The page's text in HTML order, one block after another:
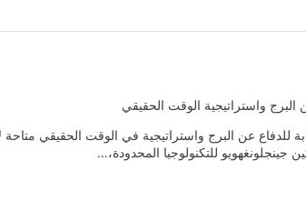
واستراتيجية الوقت الحقيقي
للتكنولوجيا المحدودة،…